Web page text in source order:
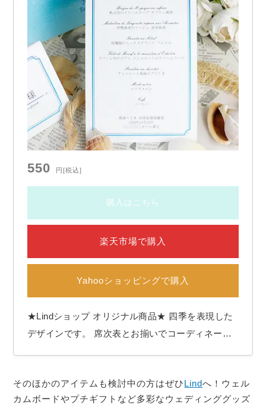
550 円[税込]
購入はこちら
楽天市場で購入
Yahooショッピングで購入
★Lindショップ オリジナル商品★ 四季を表現した
デザインです。 席次表とお揃いでコーディネート
中】 ＜セット内容と各サイズ＞ ◆部数◆ １０部入
り ◆本体◆ 168×100mm／一枚もの ◆予備…
そのほかのアイテムも検討中の方はぜひLindへ！ウェル
カムボードやプチギフトなど多彩なウェディンググッズ